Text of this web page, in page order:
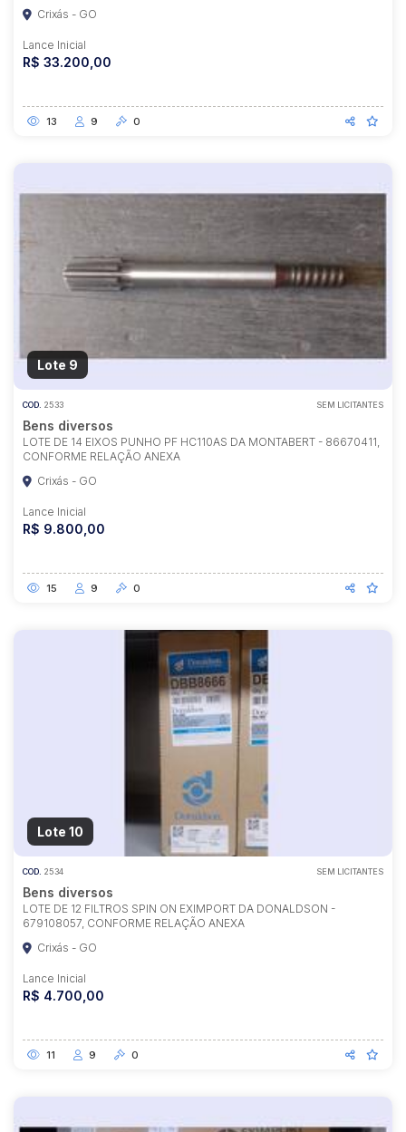
Crixás - GO
Lance Inicial
R$ 33.200,00
13 9 0
Lote 9
COD. 2533 SEM LICITANTES
Bens diversos
LOTE DE 14 EIXOS PUNHO PF HC110AS DA MONTABERT - 86670411,
CONFORME RELAÇÃO ANEXA
Crixás - GO
Lance Inicial
R$ 9.800,00
15 9 0
Lote 10
COD. 2534 SEM LICITANTES
Bens diversos
LOTE DE 12 FILTROS SPIN ON EXIMPORT DA DONALDSON -
679108057, CONFORME RELAÇÃO ANEXA
Crixás - GO
Lance Inicial
R$ 4.700,00
11 9 0